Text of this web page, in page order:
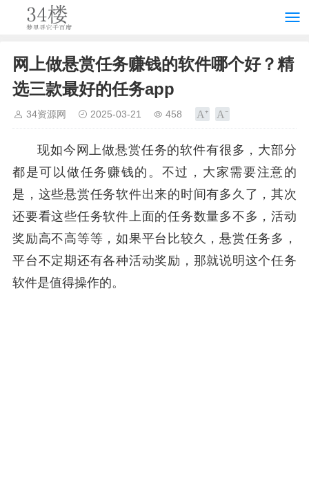
网上做悬赏任务赚钱的软件哪个好？精
选三款最好的任务app
34资源网 2025-03-21 458
现如今网上做悬赏任务的软件有很多，大部分
都是可以做任务赚钱的。不过，大家需要注意的
是，这些悬赏任务软件出来的时间有多久了，其次
还要看这些任务软件上面的任务数量多不多，活动
奖励高不高等等，如果平台比较久，悬赏任务多，
平台不定期还有各种活动奖励，那就说明这个任务
软件是值得操作的。